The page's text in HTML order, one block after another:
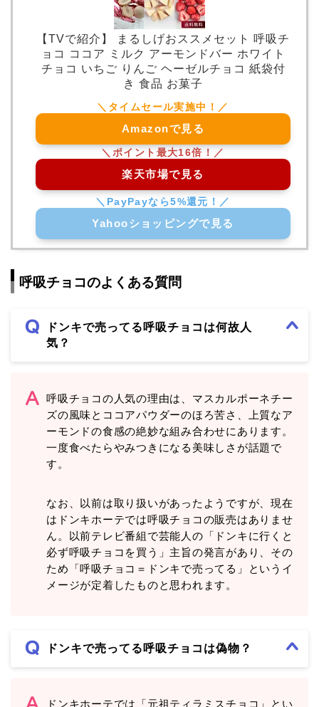
【TVで紹介】 まるしげおススメセット 呼吸チ
ョコ ココア ミルク アーモンドバー ホワイト
チョコ いちご りんご ヘーゼルチョコ 紙袋付
き 食品 お菓子
Amazonで見る
楽天市場で見る
Yahooショッピングで見る
呼吸チョコのよくある質問
ドンキで売ってる呼吸チョコは何故人
気？
呼吸チョコの人気の理由は、マスカルポーネチー
ズの風味とココアパウダーのほろ苦さ、上質なア
ーモンドの食感の絶妙な組み合わせにあります。
一度食べたらやみつきになる美味しさが話題で
す。
なお、以前は取り扱いがあったようですが、現在
はドンキホーテでは呼吸チョコの販売はありませ
ん。以前テレビ番組で芸能人の「ドンキに行くと
必ず呼吸チョコを買う」主旨の発言があり、その
ため「呼吸チョコ＝ドンキで売ってる」というイ
メージが定着したものと思われます。
ドンキで売ってる呼吸チョコは偽物？
ドンキホーテでは「元祖ティラミスチョコ」とい